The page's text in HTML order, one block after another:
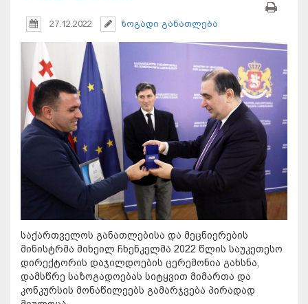
27.12.2022 ზოგადი განათლება
საქართველოს განათლებისა და მეცნიერების
მინისტრმა მიხეილ ჩხენკელმა 2022 წლის საუკეთესო
დირექტორის დაჯილდოების ცერემონია გახსნა,
დამსწრე საზოგადოებას სიტყვით მიმართა და
კონკურსის მონაწილეებს გამარჯვება პირადად